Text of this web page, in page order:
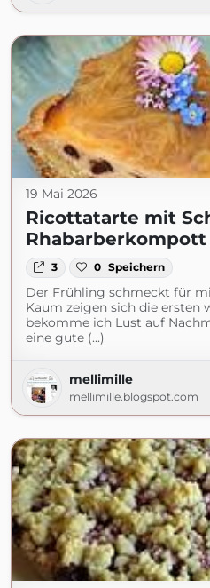
19 Mai 2026
Ricottatarte mit
Rhabarberkompott
3 0 Speichern
Der Frühling schmeckt für
Kaum zeigen sich die ersten
bekomme ich Lust auf
eine gute (...)
mellimille
mellimille.blogspot.com